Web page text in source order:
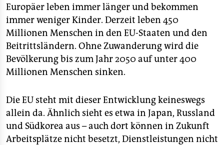
Europäer leben immer länger und bekommen
immer weniger Kinder. Derzeit leben 450
Millionen Menschen in den EU-Staaten und den
Beitrittsländern. Ohne Zuwanderung wird die
Bevölkerung bis zum Jahr 2050 auf unter 400
Millionen Menschen sinken.
Die EU steht mit dieser Entwicklung keineswegs
allein da. Ähnlich sieht es etwa in Japan, Russland
und Südkorea aus – auch dort können in Zukunft
Arbeitsplätze nicht besetzt, Dienstleistungen nicht